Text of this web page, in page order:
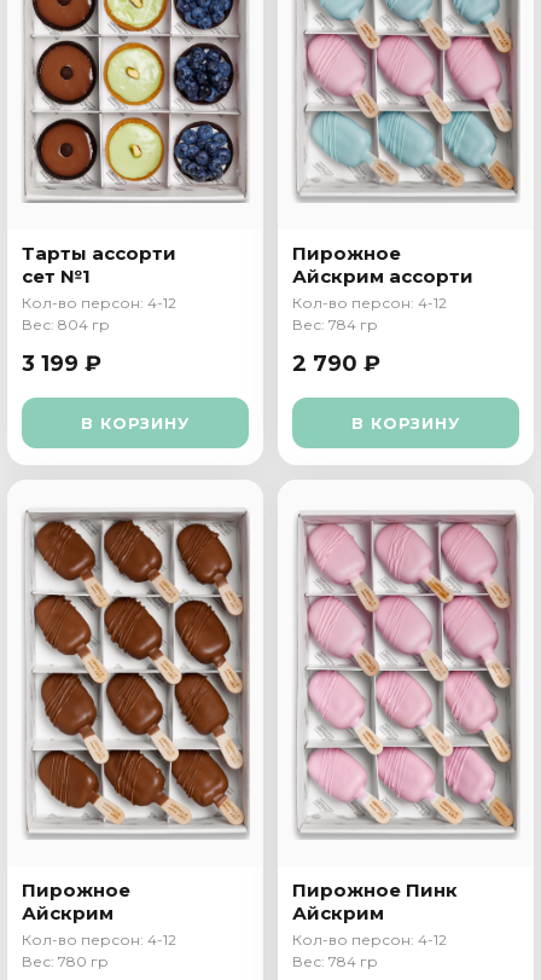
Тарты ассорти
сет №1
Кол-во персон: 4-12
Вес: 804 гр
3 199 ₽
В КОРЗИНУ
Пирожное
Айскрим ассорти
Кол-во персон: 4-12
Вес: 784 гр
2 790 ₽
В КОРЗИНУ
Пирожное
Айскрим
Кол-во персон: 4-12
Вес: 780 гр
Пирожное Пинк
Айскрим
Кол-во персон: 4-12
Вес: 784 гр